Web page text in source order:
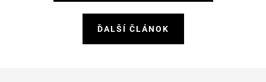
ĎALŠÍ ČLÁNOK